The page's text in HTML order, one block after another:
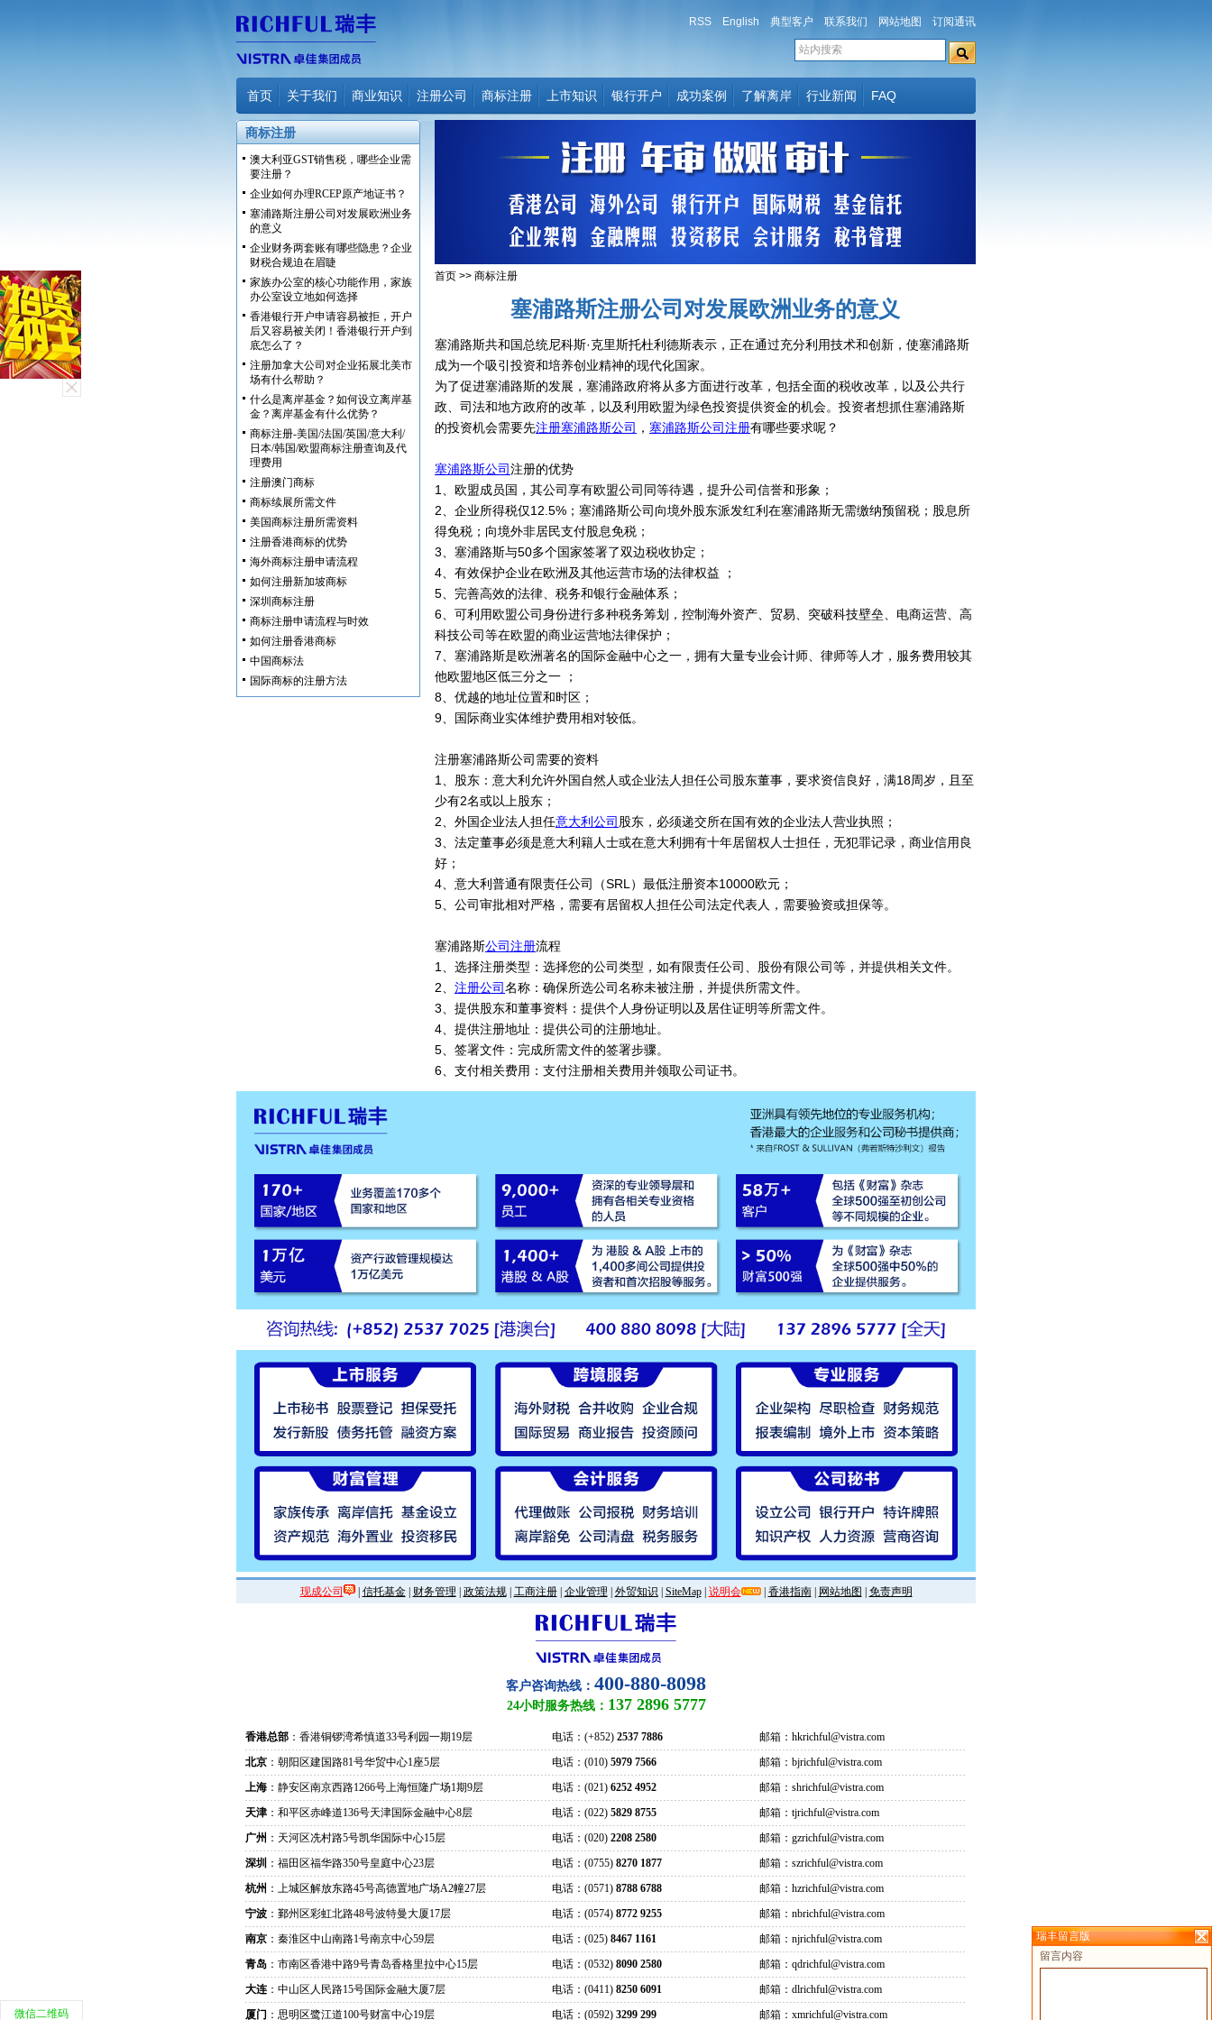
RSS English 典型客户 联系我们 网站地图 订阅通讯
首页 关于我们 商业知识 注册公司 商标注册 上市知识 银行开户 成功案例 了解离岸 行业新闻 FAQ
商标注册
澳大利亚GST销售税，哪些企业需
要注册？
企业如何办理RCEP原产地证书？
塞浦路斯注册公司对发展欧洲业务
的意义
企业财务两套账有哪些隐患？企业
财税合规迫在眉睫
家族办公室的核心功能作用，家族
办公室设立地如何选择
香港银行开户申请容易被拒，开户
后又容易被关闭！香港银行开户到
底怎么了？
注册加拿大公司对企业拓展北美市
场有什么帮助？
什么是离岸基金？如何设立离岸基
金？离岸基金有什么优势？
商标注册-美国/法国/英国/意大利/
日本/韩国/欧盟商标注册查询及代
理费用
注册澳门商标
商标续展所需文件
美国商标注册所需资料
注册香港商标的优势
海外商标注册申请流程
如何注册新加坡商标
深圳商标注册
商标注册申请流程与时效
如何注册香港商标
中国商标法
国际商标的注册方法
首页 >> 商标注册
塞浦路斯注册公司对发展欧洲业务的意义
塞浦路斯共和国总统尼科斯·克里斯托杜利德斯表示，正在通过充分利用技术和创新，使塞浦路斯
成为一个吸引投资和培养创业精神的现代化国家。
为了促进塞浦路斯的发展，塞浦路政府将从多方面进行改革，包括全面的税收改革，以及公共行
政、司法和地方政府的改革，以及利用欧盟为绿色投资提供资金的机会。投资者想抓住塞浦路斯
的投资机会需要先注册塞浦路斯公司 ， 塞浦路斯公司注册有哪些要求呢？
塞浦路斯公司注册的优势
1、欧盟成员国，其公司享有欧盟公司同等待遇，提升公司信誉和形象；
2、企业所得税仅12.5%；塞浦路斯公司向境外股东派发红利在塞浦路斯无需缴纳预留税；股息所
得免税；向境外非居民支付股息免税；
3、塞浦路斯与50多个国家签署了双边税收协定；
4、有效保护企业在欧洲及其他运营市场的法律权益 ；
5、完善高效的法律、税务和银行金融体系；
6、可利用欧盟公司身份进行多种税务筹划，控制海外资产、贸易、突破科技壁垒、电商运营、高
科技公司等在欧盟的商业运营地法律保护；
7、塞浦路斯是欧洲著名的国际金融中心之一，拥有大量专业会计师、律师等人才，服务费用较其
他欧盟地区低三分之一 ；
8、优越的地址位置和时区；
9、国际商业实体维护费用相对较低。
注册塞浦路斯公司需要的资料
1、股东：意大利允许外国自然人或企业法人担任公司股东董事，要求资信良好，满18周岁，且至
少有2名或以上股东；
2、外国企业法人担任意大利公司 股东，必须递交所在国有效的企业法人营业执照；
3、法定董事必须是意大利籍人士或在意大利拥有十年居留权人士担任，无犯罪记录，商业信用良
好；
4、意大利普通有限责任公司（SRL）最低注册资本10000欧元；
5、公司审批相对严格，需要有居留权人担任公司法定代表人，需要验资或担保等。
塞浦路斯公司注册流程
1、选择注册类型：选择您的公司类型，如有限责任公司、股份有限公司等，并提供相关文件。
2、 注册公司名称：确保所选公司名称未被注册，并提供所需文件。
3、提供股东和董事资料：提供个人身份证明以及居住证明等所需文件。
4、提供注册地址：提供公司的注册地址。
5、签署文件：完成所需文件的签署步骤。
6、支付相关费用：支付注册相关费用并领取公司证书。
现成公司 | 信托基金| 财务管理 政策法规| 工商注册| 企业管理 外贸知识 SiteMap| 说明会 | 香港指南| 网站地图 免责声明
客户咨询热线： 400-880-8098
24小时服务热线： 137 2896 5777
香港总部 ：香港铜锣湾希慎道33号利园一期19层 电话：(+852) 2537 7886
邮箱：hkrichful@vistra.com
北京 ：朝阳区建国路81号华贸中心1座5层 电话：(010) 5979 7566
邮箱：bjrichful@vistra.com
上海 ：静安区南京西路1266号上海恒隆广场1期9层 电话：(021) 6252 4952
邮箱：shrichful@vistra.com
天津 ：和平区赤峰道136号天津国际金融中心8层 电话：(022) 5829 8755
邮箱：tjrichful@vistra.com
广州 ：天河区冼村路5号凯华国际中心15层 电话：(020) 2208 2580
邮箱：gzrichful@vistra.com
深圳 ：福田区福华路350号皇庭中心23层 电话：(0755) 8270 1877
邮箱：szrichful@vistra.com
杭州 ：上城区解放东路45号高德置地广场A2幢27层 电话：(0571) 8788 6788
邮箱：hzrichful@vistra.com
宁波 ：鄞州区彩虹北路48号波特曼大厦17层 电话：(0574) 8772 9255
邮箱：nbrichful@vistra.com
南京 ：秦淮区中山南路1号南京中心59层 电话：(025) 8467 1161
邮箱：njrichful@vistra.com
青岛 ：市南区香港中路9号青岛香格里拉中心15层 电话：(0532) 8090 2580
邮箱：qdrichful@vistra.com
大连 ：中山区人民路15号国际金融大厦7层 电话：(0411) 8250 6091
邮箱：dlrichful@vistra.com
厦门 ：思明区鹭江道100号财富中心19层 电话：(0592) 3299 299 邮箱：xmrichful@vistra.com
微信二维码
瑞丰留言版
留言内容